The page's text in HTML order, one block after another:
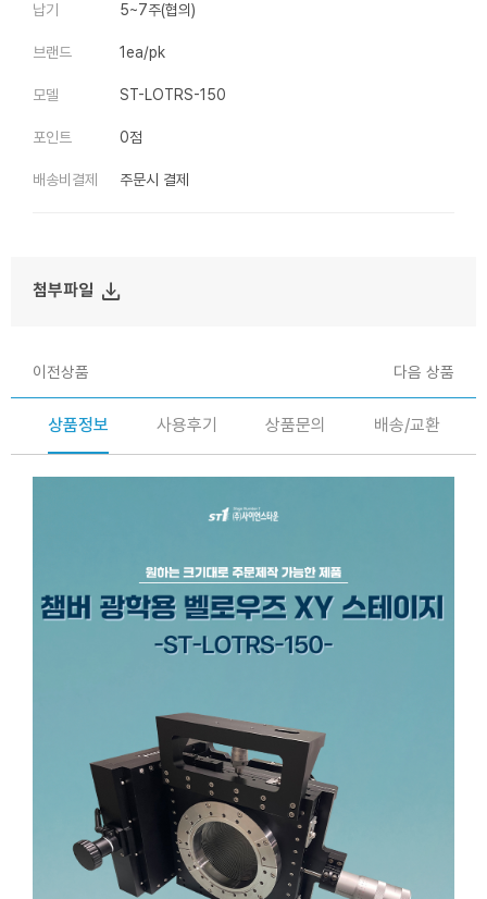
납기 5~7주(협의)
브랜드 1ea/pk
모델 ST-LOTRS-150
포인트 0점
배송비결제 주문시 결제
첨부파일 file_download
이전상품 다음 상품
상품정보 사용후기 상품문의 배송/교환